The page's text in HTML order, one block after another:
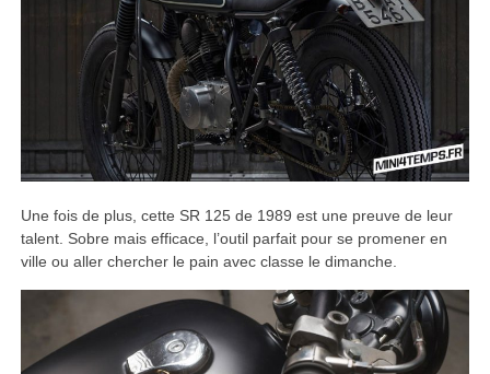
Une fois de plus, cette SR 125 de 1989 est une preuve de leur
talent. Sobre mais efficace, l’outil parfait pour se promener en
ville ou aller chercher le pain avec classe le dimanche.